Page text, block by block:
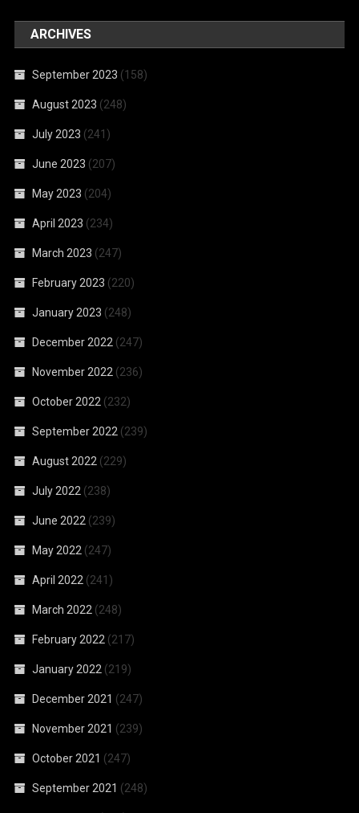
ARCHIVES
September 2023 (158)
August 2023 (248)
July 2023 (241)
June 2023 (207)
May 2023 (204)
April 2023 (234)
March 2023 (247)
February 2023 (220)
January 2023 (248)
December 2022 (247)
November 2022 (236)
October 2022 (232)
September 2022 (239)
August 2022 (229)
July 2022 (238)
June 2022 (239)
May 2022 (247)
April 2022 (241)
March 2022 (248)
February 2022 (217)
January 2022 (219)
December 2021 (247)
November 2021 (239)
October 2021 (247)
September 2021 (248)